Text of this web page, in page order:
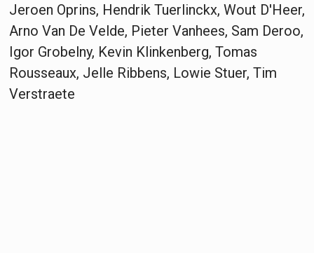
Jeroen Oprins, Hendrik Tuerlinckx, Wout D'Heer,
Arno Van De Velde, Pieter Vanhees, Sam Deroo,
Igor Grobelny, Kevin Klinkenberg, Tomas
Rousseaux, Jelle Ribbens, Lowie Stuer, Tim
Verstraete